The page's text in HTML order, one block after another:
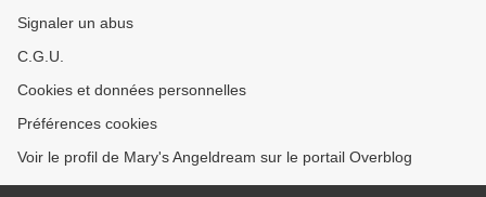
Signaler un abus
C.G.U.
Cookies et données personnelles
Préférences cookies
Voir le profil de Mary's Angeldream sur le portail Overblog